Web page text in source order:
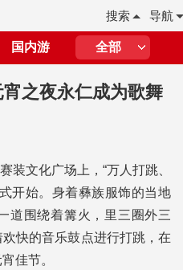
导航
搜索
国内游 全部
之夜永仁成为歌舞
装文化广场上，“万人打跳、
开始。身着彝族服饰的当地
道围绕着篝火，里三圈外三
快的音乐鼓点进行打跳，在
佳节。